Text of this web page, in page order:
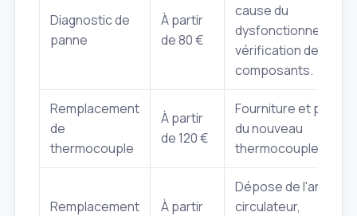
Diagnostic de
panne
À partir
de 80 €
cause du
dysfonctionnement,
vérification des
composants.
Remplacement
de
thermocouple
À partir
de 120 €
Fourniture et pose
du nouveau
thermocouple.
Remplacement
À partir
Dépose de l'ancien
circulateur,